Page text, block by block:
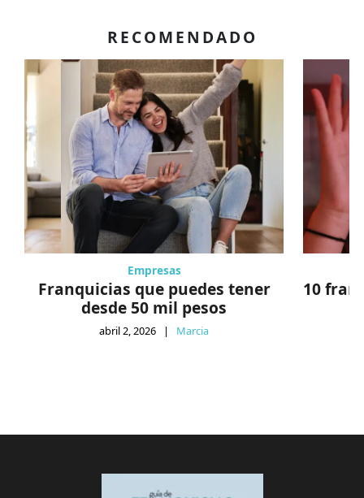
RECOMENDADO
Empresas
Franquicias que puedes tener
desde 50 mil pesos
abril 2, 2026 | Marcia
10